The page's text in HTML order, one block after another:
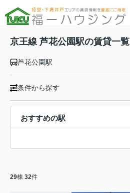
京王線 芦花公園駅の賃貸一覧
芦花公園駅
条件から探す
おすすめの駅
29棟 32件